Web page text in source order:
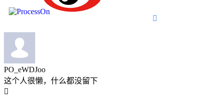

PO_eWDJoo
这个人很懒，什么都没留下
